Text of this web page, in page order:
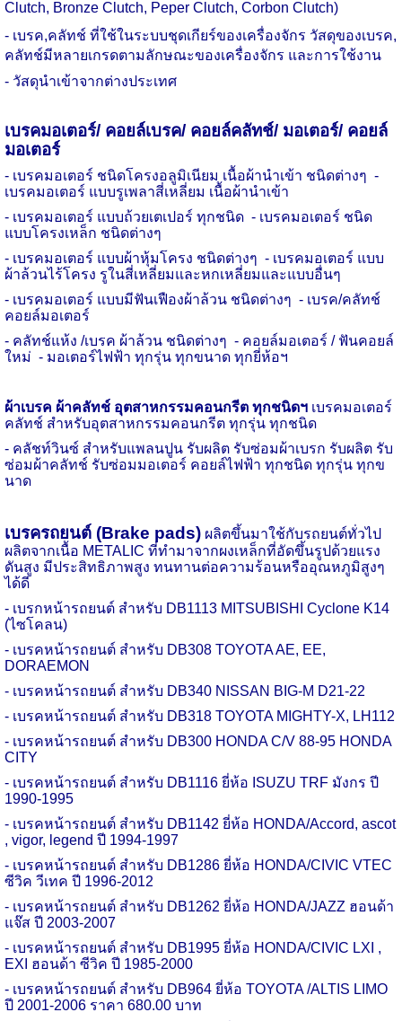
Clutch, Bronze Clutch, Peper Clutch, Corbon Clutch)
-เบรค,คลัทช์ ที่ใช้ในระบบชุดเกียร์ของเครื่องจักร วัสดุของเบรค,
คลัทช์มีหลายเกรดตามลักษณะของเครื่องจักร และการใช้งาน
-วัสดุนำเข้าจากต่างประเทศ
เบรคมอเตอร์/ คอยล์เบรค/ คอยล์คลัทช์/ มอเตอร์/ คอยล์
มอเตอร์
- เบรคมอเตอร์ ชนิดโครงอลูมิเนียม เนื้อผ้านำเข้า ชนิดต่างๆ -
เบรคมอเตอร์ แบบรูเพลาสี่เหลี่ยม เนื้อผ้านำเข้า
- เบรคมอเตอร์ แบบถ้วยเตเปอร์ ทุกชนิด- เบรคมอเตอร์ ชนิด
แบบโครงเหล็ก ชนิดต่างๆ
- เบรคมอเตอร์ แบบผ้าหุ้มโครง ชนิดต่างๆ - เบรคมอเตอร์ แบบ
ผ้าล้วนไร้โครง รูในสี่เหลี่ยมและหกเหลี่ยมและแบบอื่นๆ
- เบรคมอเตอร์ แบบมีฟันเฟืองผ้าล้วน ชนิดต่างๆ - เบรค/คลัทช์
คอยล์มอเตอร์
- คลัทช์แห้ง /เบรค ผ้าล้วน ชนิดต่างๆ - คอยล์มอเตอร์ / ฟันคอยล์
ใหม่ - มอเตอร์ไฟฟ้า ทุกรุ่นทุกขนาด ทุกยี่ห้อฯ
ผ้าเบรค ผ้าคลัทช์ อุตสาหกรรมคอนกรีต ทุกชนิดฯ เบรคมอเตอร์
คลัทช์ สำหรับอุตสาหกรรมคอนกรีต ทุกรุ่น ทุกชนิด
- คลัชท์วินซ์ สำหรับแพลนปูน รับผลิต รับซ่อมผ้าเบรก รับผลิต รับ
ซ่อมผ้าคลัทช์ รับซ่อมมอเตอร์ คอยล์ไฟฟ้า ทุกชนิด ทุกรุ่น ทุกข
นาด
เบรครถยนต์ (Brake pads)ผลิตขึ้นมาใช้กับรถยนต์ทั่วไป
ผลิตจากเนื้อ METALIC ที่ทำมาจากผงเหล็กที่อัดขึ้นรูปด้วยแรง
ดันสูง มีประสิทธิภาพสูง ทนทานต่อความร้อนหรืออุณหภูมิสูงๆ
ได้ดี
- เบรกหน้ารถยนต์ สำหรับ DB1113 MITSUBISHI Cyclone K14
(ไซโคลน)
- เบรคหน้ารถยนต์ สำหรับ DB308 TOYOTA AE, EE,
DORAEMON
- เบรคหน้ารถยนต์ สำหรับ DB340 NISSAN BIG-M D21-22
- เบรคหน้ารถยนต์ สำหรับ DB318 TOYOTA MIGHTY-X, LH112
- เบรคหน้ารถยนต์ สำหรับ DB300 HONDA C/V 88-95 HONDA
CITY
- เบรคหน้ารถยนต์ สำหรับ DB1116 ยี่ห้อ ISUZU TRF มังกร ปี
1990-1995
- เบรคหน้ารถยนต์ สำหรับ DB1142 ยี่ห้อ HONDA/Accord, ascot
, vigor, legend ปี 1994-1997
- เบรคหน้ารถยนต์ สำหรับ DB1286 ยี่ห้อ HONDA/CIVIC VTEC
ซีวิค วีเทค ปี 1996-2012
- เบรคหน้ารถยนต์ สำหรับ DB1262 ยี่ห้อ HONDA/JAZZ ฮอนด้า
แจ๊ส ปี 2003-2007
- เบรคหน้ารถยนต์ สำหรับ DB1995 ยี่ห้อ HONDA/CIVIC LXI ,
EXI ฮอนด้า ซีวิค ปี 1985-2000
- เบรคหน้ารถยนต์ สำหรับ DB964 ยี่ห้อ TOYOTA /ALTIS LIMO
ปี 2001-2006 ราคา 680.00 บาท